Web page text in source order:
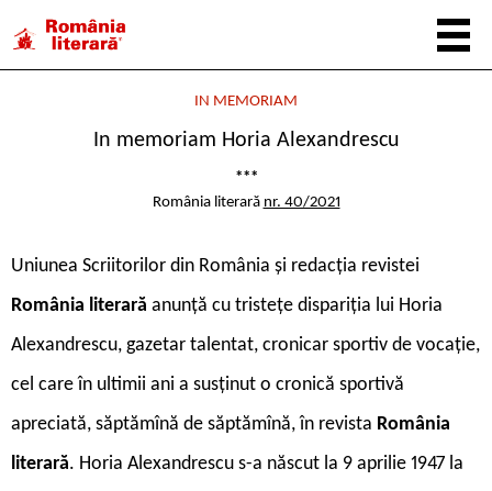
IN MEMORIAM
In memoriam Horia Alexandrescu
***
România literară nr. 40/2021
Uniunea Scriitorilor din România și redacția revistei
România literară anunță cu tristețe dispariția lui Horia
Alexandrescu, gazetar talentat, cronicar sportiv de vocație,
cel care în ultimii ani a susținut o cronică sportivă
apreciată, săptămînă de săptămînă, în revista România
literară. Horia Alexandrescu s-a născut la 9 aprilie 1947 la